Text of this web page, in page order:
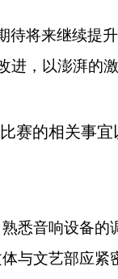
待将来继续提
，以澎湃的
赛的相关事
悉音响设备的
与文艺部应